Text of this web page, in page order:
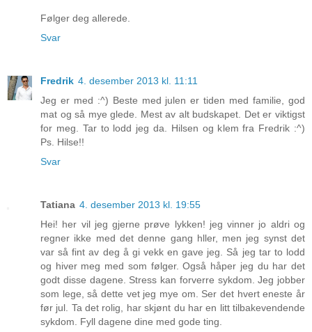
Følger deg allerede.
Svar
Fredrik 4. desember 2013 kl. 11:11
Jeg er med :^) Beste med julen er tiden med familie, god
mat og så mye glede. Mest av alt budskapet. Det er viktigst
for meg. Tar to lodd jeg da. Hilsen og klem fra Fredrik :^)
Ps. Hilse!!
Svar
Tatiana 4. desember 2013 kl. 19:55
Hei! her vil jeg gjerne prøve lykken! jeg vinner jo aldri og
regner ikke med det denne gang hller, men jeg synst det
var så fint av deg å gi vekk en gave jeg. Så jeg tar to lodd
og hiver meg med som følger. Også håper jeg du har det
godt disse dagene. Stress kan forverre sykdom. Jeg jobber
som lege, så dette vet jeg mye om. Ser det hvert eneste år
før jul. Ta det rolig, har skjønt du har en litt tilbakevendende
sykdom. Fyll dagene dine med gode ting.